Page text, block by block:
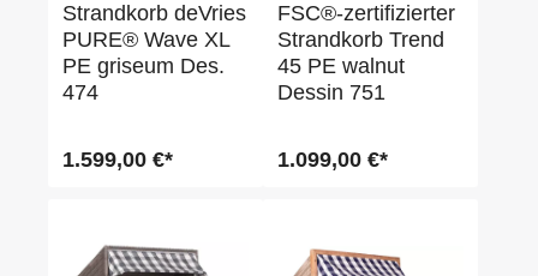
Strandkorb deVries
PURE® Wave XL
PE griseum Des.
474
1.599,00 €*
FSC®-zertifizierter
Strandkorb Trend
45 PE walnut
Dessin 751
1.099,00 €*